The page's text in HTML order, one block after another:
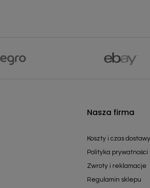
Nasza firma
Koszty i czas dostawy
Polityka prywatności
Zwroty i reklamacje
Regulamin sklepu